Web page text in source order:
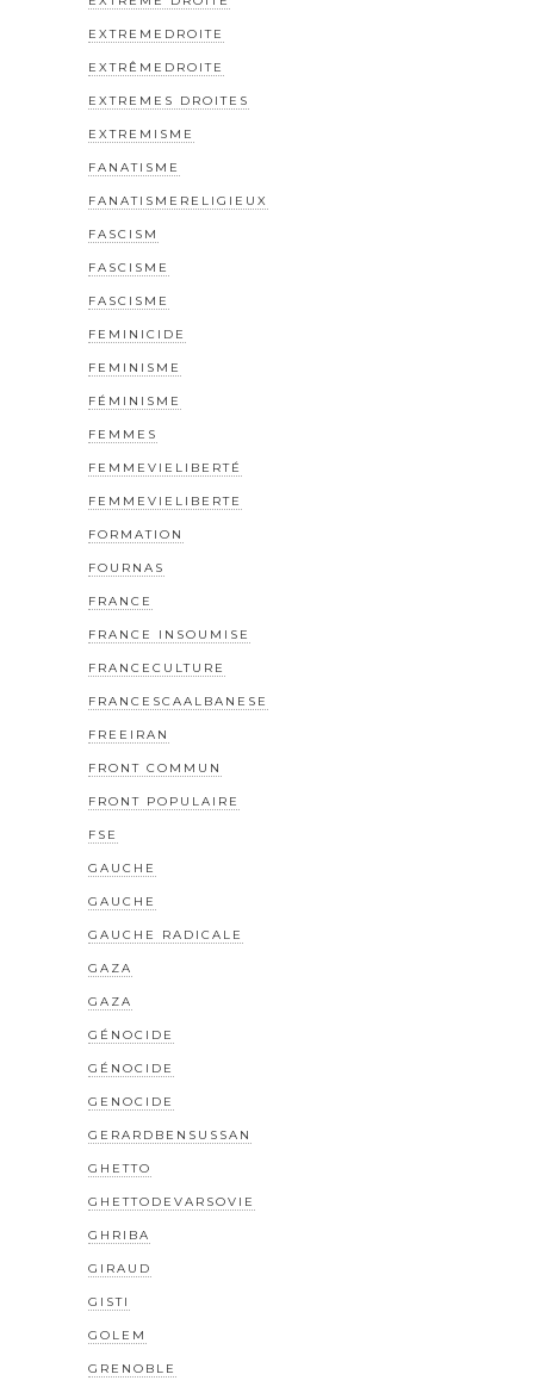
EXTREMEDROITE
EXTRÊMEDROITE
EXTREMES DROITES
EXTREMISME
FANATISME
FANATISMERELIGIEUX
FASCISM
FASCISME
FASCISME
FEMINICIDE
FEMINISME
FÉMINISME
FEMMES
FEMMEVIELIBERTÉ
FEMMEVIELIBERTE
FORMATION
FOURNAS
FRANCE
FRANCE INSOUMISE
FRANCECULTURE
FRANCESCAALBANESE
FREEIRAN
FRONT COMMUN
FRONT POPULAIRE
FSE
GAUCHE
GAUCHE
GAUCHE RADICALE
GAZA
GAZA
GÉNOCIDE
GÉNOCIDE
GENOCIDE
GERARDBENSUSSAN
GHETTO
GHETTODEVARSOVIE
GHRIBA
GIRAUD
GISTI
GOLEM
GRENOBLE